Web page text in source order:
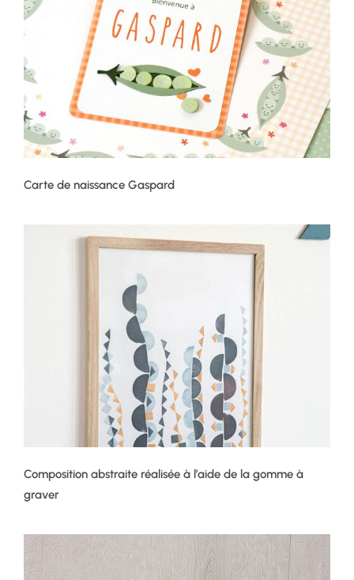
Carte de naissance Gaspard
Composition abstraite réalisée à l’aide de la gomme à
graver